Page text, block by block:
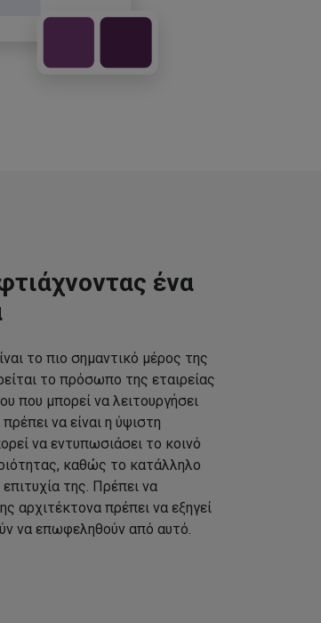
ένα
το πιο σημαντικό μέρος της
το πρόσωπο της εταιρείας
που μπορεί να λειτουργήσει
να είναι η ύψιστη
να εντυπωσιάσει το κοινό
καθώς το κατάλληλο
της. Πρέπει να
αρχιτέκτονα πρέπει να εξηγεί
να επωφεληθούν από αυτό.